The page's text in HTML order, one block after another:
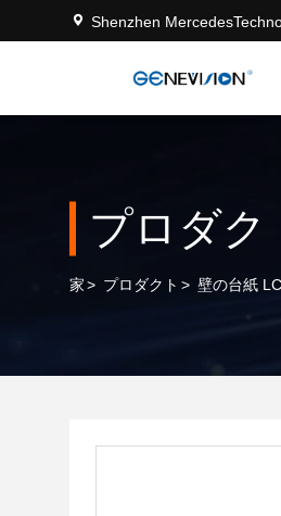
Shenzhen
プロダク
家> プロダクト > 壁の台紙